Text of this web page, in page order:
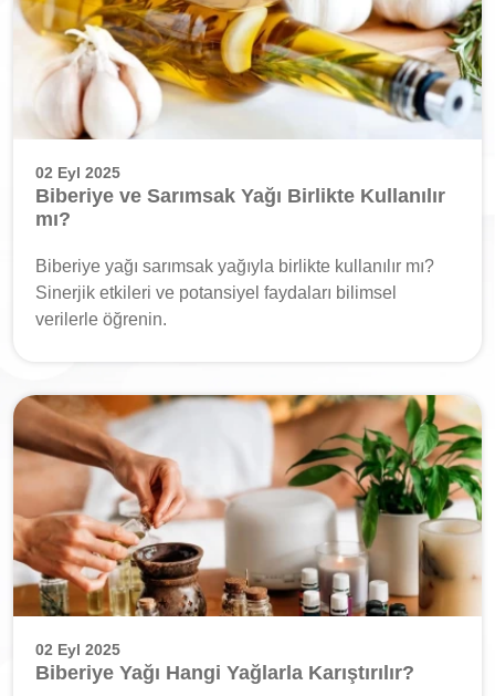
02 Eyl 2025
Biberiye ve Sarımsak Yağı Birlikte Kullanılır
mı?
Biberiye yağı sarımsak yağıyla birlikte kullanılır mı?
Sinerjik etkileri ve potansiyel faydaları bilimsel
verilerle öğrenin.
02 Eyl 2025
Biberiye Yağı Hangi Yağlarla Karıştırılır?